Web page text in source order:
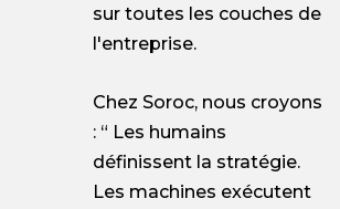
sur toutes les couches de
l'entreprise.
Chez Soroc, nous croyons
: “ Les humains
définissent la stratégie.
Les machines exécutent